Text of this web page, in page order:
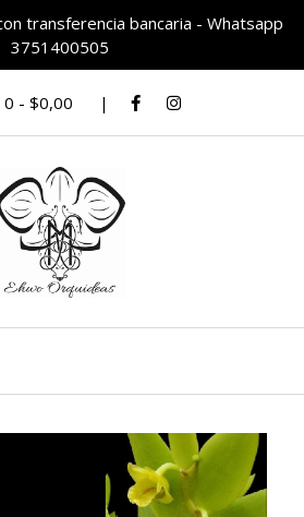
transferencia bancaria - Whatsapp
3751400505
0 - $0,00